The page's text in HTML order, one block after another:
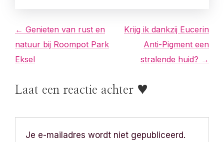
B
e
i
c
← Genieten van rust en
natuur bij Roompot Park
Eksel
Krijg ik dankzij Eucerin
Anti-Pigment een
stralende huid? →
Laat een reactie achter ♥
Je e-mailadres wordt niet gepubliceerd.